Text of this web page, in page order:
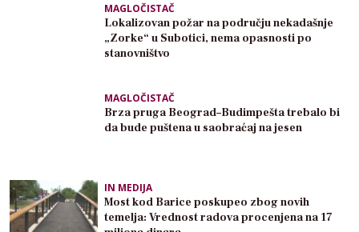
MAGLOČISTAČ
Lokalizovan požar na području nekadašnje
„Zorke“ u Subotici, nema opasnosti po
stanovništvo
MAGLOČISTAČ
Brza pruga Beograd–Budimpešta trebalo bi
da bude puštena u saobraćaj na jesen
IN MEDIJA
Most kod Barice poskupeo zbog novih
temelja: Vrednost radova procenjena na 17